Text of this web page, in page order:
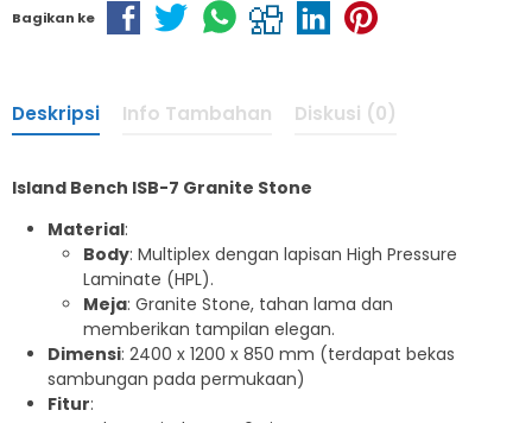
Bagikan ke
Deskripsi Info Tambahan Diskusi (0)
Island Bench ISB-7 Granite Stone
Material:
Body: Multiplex dengan lapisan High Pressure
Laminate (HPL).
Meja: Granite Stone, tahan lama dan
memberikan tampilan elegan.
Dimensi: 2400 x 1200 x 850 mm (terdapat bekas
sambungan pada permukaan)
Fitur: